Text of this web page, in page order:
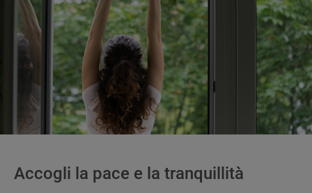
Accogli la pace e la tranquillità